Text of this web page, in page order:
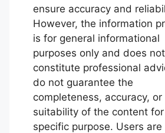
ensure accuracy and
However, the information
is for general informational
purposes only and does not
constitute professional
do not guarantee the
completeness, accuracy, or
suitability of the content
specific purpose. Users are